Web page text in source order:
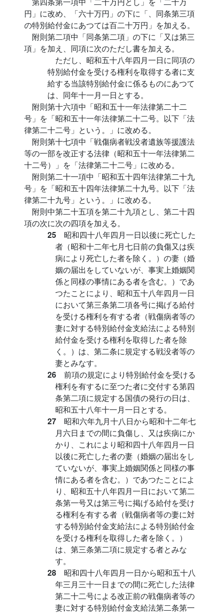
円」に改め、「六十万円」の下に「、同条第三項
の特別給付金にあつては百二十万円」を加える。
附則第二項中「同条第二項」の下に「又は第三
項」を加え、同項に次のただし書を加える。
ただし、昭和五十八年四月一日に同項の
特別給付金を受ける権利を取得する者に支
給する当該特別給付金に係るものにあつて
は、同年十一月一日とする。
附則第十六項中「昭和五十一年法律第二十二
号」を「昭和五十一年法律第二十二号。以下「法
律第二十二号」という。」に改める。
附則第十七項中「戦傷病者戦没者遺族等援護法
等の一部を改正する法律（昭和五十一年法律第二
十二号）」を「法律第二十二号」に改める。
附則第二十一項中「昭和五十四年法律第二十九
号」を「昭和五十四年法律第二十九号。以下「法
律第二十九号」という。」に改める。
附則中第二十五項を第二十九項とし、第二十四
項の次に次の四項を加える。
25 昭和四十八年四月一日以後に死亡した
者（昭和十二年七月七日前の負傷又は疾
病により死亡した者を除く。）の妻（婚
姻の届出をしていないが、事実上婚姻関
係と同様の事情にある者を含む。）であ
つたことにより、昭和五十八年四月一日
において第三条第二項各号に掲げる給付
を受ける権利を有する者（戦傷病者等の
妻に対する特別給付金支給法による特別
給付金を受ける権利を取得した者を除
く。）は、第二条に規定する戦没者等の
妻とみなす。
26 前項の規定により特別給付金を受ける
権利を有するに至つた者に交付する第四
条第二項に規定する国債の発行の日は、
昭和五十八年十一月一日とする。
27 昭和六年九月十八日から昭和十二年七
月六日までの間に負傷し、又は疾病にか
かり、これにより昭和四十八年四月一日
以後に死亡した者の妻（婚姻の届出をし
ていないが、事実上婚姻関係と同様の事
情にある者を含む。）であつたことによ
り、昭和五十八年四月一日において第二
条第一号又は第三号に掲げる給付を受け
る権利を有する者（戦傷病者等の妻に対
する特別給付金支給法による特別給付金
を受ける権利を取得した者を除く。）
は、第三条第二項に規定する者とみな
す。
28 昭和四十八年四月一日から昭和五十八
年三月三十一日までの間に死亡した法律
第二十二号による改正前の戦傷病者等の
妻に対する特別給付金支給法第二条第一